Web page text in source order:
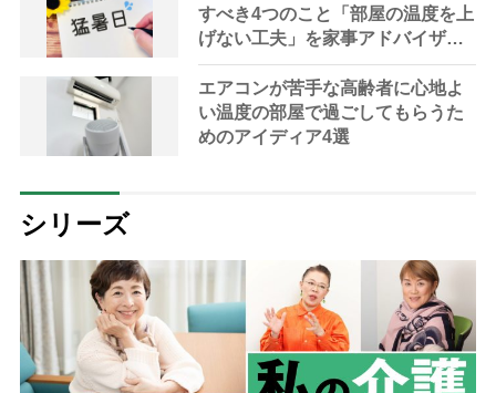
すべき4つのこと「部屋の温度を上
げない工夫」を家事アドバイザー
が指南
エアコンが苦手な高齢者に心地よ
い温度の部屋で過ごしてもらうた
めのアイディア4選
シリーズ